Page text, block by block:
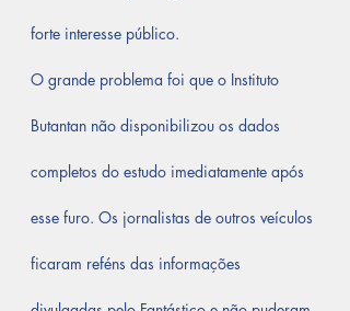
forte interesse público.
O grande problema foi que o Instituto
Butantan não disponibilizou os dados
completos do estudo imediatamente após
esse furo. Os jornalistas de outros veículos
ficaram reféns das informações